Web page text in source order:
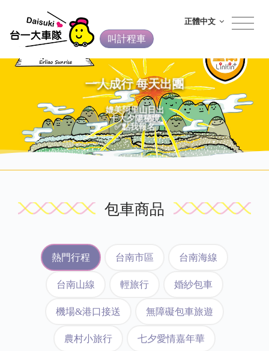
叫計程車
正體中文
一人成行 每天出團
媲美阿里山日出
十大夕陽秘境
✅點我報名
包車商品
熱門行程 台南市區 台南海線
台南山線 輕旅行 婚紗包車
機場&港口接送 無障礙包車旅遊
農村小旅行 七夕愛情嘉年華